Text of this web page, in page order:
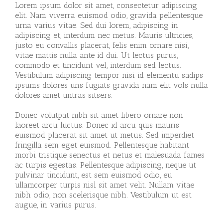
Lorem ipsum dolor sit amet, consectetur adipiscing
elit. Nam viverra euismod odio, gravida pellentesque
urna varius vitae. Sed dui lorem, adipiscing in
adipiscing et, interdum nec metus. Mauris ultricies,
justo eu convallis placerat, felis enim ornare nisi,
vitae mattis nulla ante id dui. Ut lectus purus,
commodo et tincidunt vel, interdum sed lectus.
Vestibulum adipiscing tempor nisi id elementu sadips
ipsums dolores uns fugiats gravida nam elit vols nulla
dolores amet untras sitsers.
Donec volutpat nibh sit amet libero ornare non
laoreet arcu luctus. Donec id arcu quis mauris
euismod placerat sit amet ut metus. Sed imperdiet
fringilla sem eget euismod. Pellentesque habitant
morbi tristique senectus et netus et malesuada fames
ac turpis egestas. Pellentesque adipiscing, neque ut
pulvinar tincidunt, est sem euismod odio, eu
ullamcorper turpis nisl sit amet velit. Nullam vitae
nibh odio, non scelerisque nibh. Vestibulum ut est
augue, in varius purus.